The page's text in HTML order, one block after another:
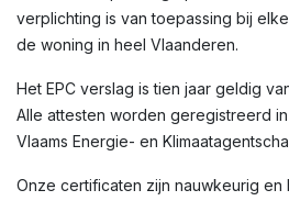
verplichting is van toepassing bij
de woning in heel Vlaanderen.
Het EPC verslag is tien jaar geldig
Alle attesten worden geregistreerd
Vlaams Energie- en
Onze certificaten zijn nauwkeurig en